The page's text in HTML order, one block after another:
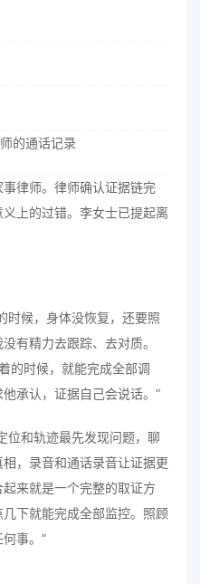
的通话记录
律师。律师确认证据链完
上的过错。李女士已提起离
时候，身体没恢复，还要照
有精力去跟踪、去对质。
的时候，就能完成全部调
承认，证据自己会说话。”
位和轨迹最先发现问题，聊
，录音和通话录音让证据更
来就是一个完整的取证方
下就能完成全部监控。照顾
事。”